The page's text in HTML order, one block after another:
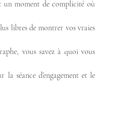
un moment de complicité où
libres de montrer vos vraies
vous savez à quoi vous
séance d’engagement et le